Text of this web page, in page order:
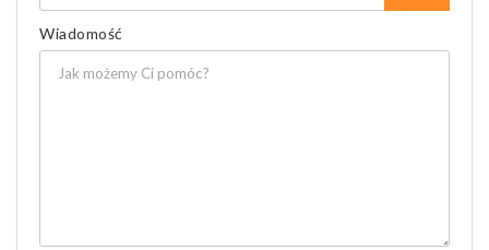
Wiadomość